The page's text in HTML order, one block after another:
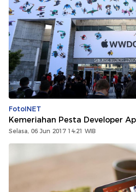
FotoINET
Kemeriahan Pesta Developer
Selasa, 06 Jun 2017 14:21 WIB